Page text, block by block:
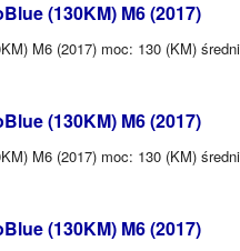
(130KM) M6 (2017)
M6 (2017) moc: 130 (KM)
(130KM) M6 (2017)
M6 (2017) moc: 130 (KM)
(130KM) M6 (2017)